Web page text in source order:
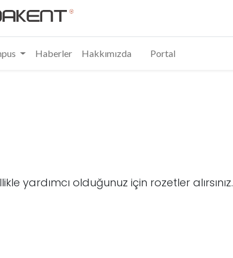
Haberler Hakkımızda Portal
yardımcı olduğunuz için rozetler alırsınız.